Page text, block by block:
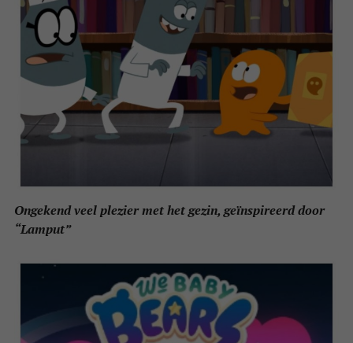
Ongekend veel plezier met het gezin, geïnspireerd door
“Lamput”